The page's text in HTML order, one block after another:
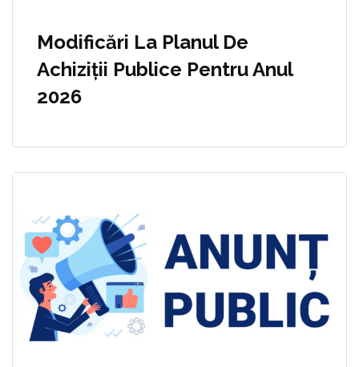
Modificări La Planul De
Achiziții Publice Pentru Anul
2026